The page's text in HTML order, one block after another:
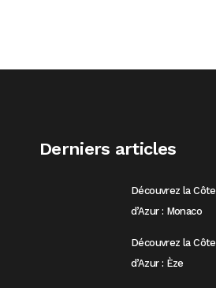
Derniers articles
Découvrez la Côte
d’Azur : Monaco
Découvrez la Côte
d’Azur : Èze